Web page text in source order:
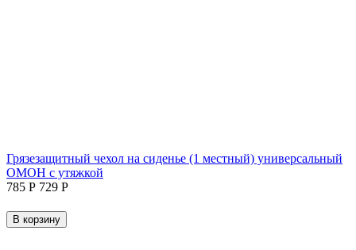
Грязезащитный чехол на сиденье (1 местный) универсальный
ОМОН с утяжкой
‍785‍ Р ‍729‍ Р
В корзину